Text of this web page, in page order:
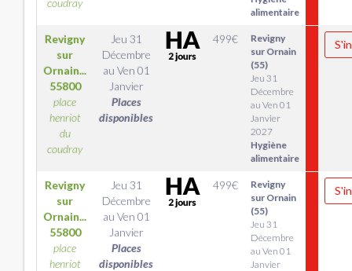
coudray
alimentaire
Revigny
sur
Ornain...
55800
place
henriot
du
coudray
Jeu 31
Décembre
au Ven 01
Janvier
Places
disponibles
499€
Revigny
sur Ornain
(55)
Jeu 31
Décembre
au Ven 01
Janvier
2027
Hygiène
alimentaire
Revigny
sur
Ornain...
55800
place
henriot
Jeu 31
Décembre
au Ven 01
Janvier
Places
disponibles
499€
Revigny
sur Ornain
(55)
Jeu 31
Décembre
au Ven 01
Janvier